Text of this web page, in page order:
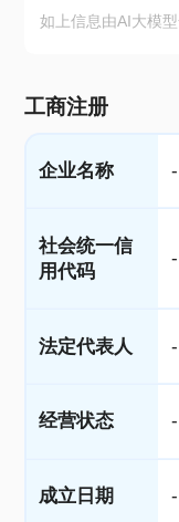
如上信息由AI大模
工商注册
企业名称 -
社会统一信
用代码
-
法定代表人 -
经营状态 -
成立日期 -